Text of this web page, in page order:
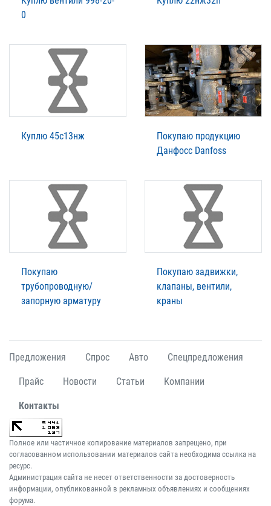
0
Куплю 45с13нж
Покупаю продукцию
Данфосс Danfoss
Покупаю
трубопроводную/
запорную арматуру
Покупаю задвижки,
клапаны, вентили,
краны
Предложения Спрос Авто Спецпредложения
Прайс Новости Статьи Компании
Контакты
Полное или частичное копирование материалов запрещено, при
согласованном использовании материалов сайта необходима ссылка на
ресурс.
Администрация сайта не несет ответственности за достоверность
информации, опубликованной в рекламных объявлениях и сообщениях
форума.